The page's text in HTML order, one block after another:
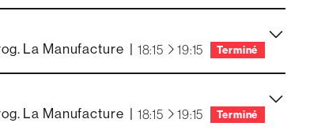
La Manufacture | 18:15 à19:15 Terminé
La Manufacture | 18:15 à19:15 Terminé